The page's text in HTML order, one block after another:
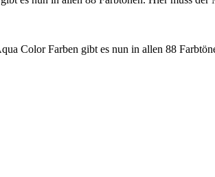
Color Farben gibt es nun in allen 88